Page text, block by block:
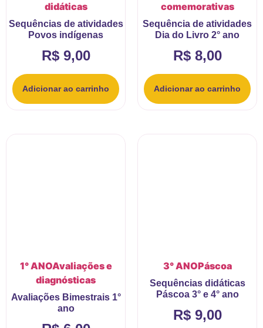
didáticas
Sequências de atividades
Povos indígenas
R$9,00
Adicionar ao carrinho
comemorativas
Sequência de atividades
Dia do Livro 2° ano
R$8,00
Adicionar ao carrinho
1° ANOAvaliações e
diagnósticas
Avaliações Bimestrais 1°
ano
3° ANOPáscoa
Sequências didáticas
Páscoa 3° e 4° ano
R$9,00